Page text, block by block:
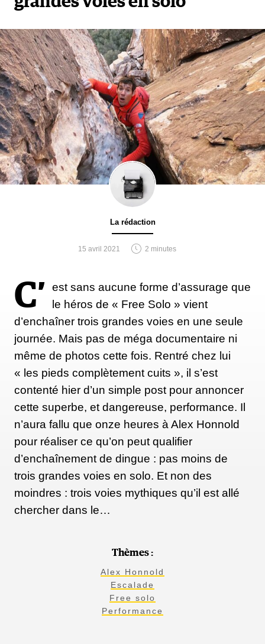
La rédaction
15 avril 2021 2 minutes
C’
est sans aucune forme d’assurage que
le héros de « Free Solo » vient
d’enchaîner trois grandes voies en une seule
journée. Mais pas de méga documentaire ni
même de photos cette fois. Rentré chez lui
« les pieds complètement cuits », il s’est
contenté hier d’un simple post pour annoncer
cette superbe, et dangereuse, performance. Il
n’aura fallu que onze heures à Alex Honnold
pour réaliser ce qu’on peut qualifier
d’enchaînement de dingue : pas moins de
trois grandes voies en solo. Et non des
moindres : trois voies mythiques qu’il est allé
chercher dans le…
Thèmes :
Alex Honnold
Escalade
Free solo
Performance